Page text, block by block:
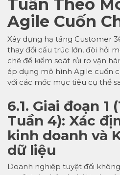
Tuần Theo
Agile Cuốn
Xây dựng hạ tầng Customer
thay đổi cấu trúc lớn, đòi hỏi
chẽ để kiểm soát rủi ro vận
áp dụng mô hình Agile cuốn
với các mốc mục tiêu cụ thể
6.1. Giai đoạn 1
Tuần 4): Xác
kinh doanh và
dữ liệu
Doanh nghiệp tuyệt đối